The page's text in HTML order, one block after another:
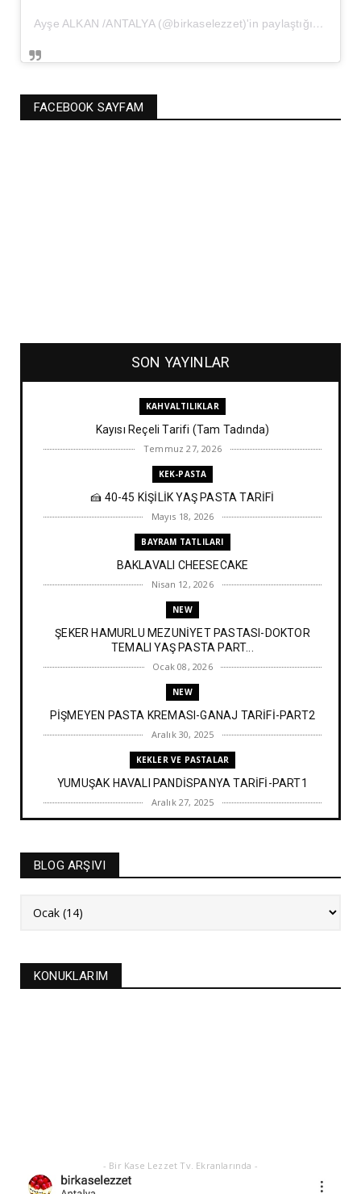
Ayşe ALKAN /ANTALYA (@birkaselezzet)'in paylaştığı bir gönderi
FACEBOOK SAYFAM
SON YAYINLAR
KAHVALTILIKLAR
Kayısı Reçeli Tarifi (Tam Tadında)
Temmuz 27, 2026
KEK-PASTA
🍰 40-45 KİŞİLİK YAŞ PASTA TARİFİ
Mayıs 18, 2026
BAYRAM TATLILARI
BAKLAVALI CHEESECAKE
Nisan 12, 2026
NEW
ŞEKER HAMURLU MEZUNİYET PASTASI-DOKTOR
TEMALI YAŞ PASTA PART...
Ocak 08, 2026
NEW
PİŞMEYEN PASTA KREMASI-GANAJ TARİFİ-PART2
Aralık 30, 2025
KEKLER VE PASTALAR
YUMUŞAK HAVALI PANDİSPANYA TARİFİ-PART1
Aralık 27, 2025
Alanya'nın düğünlerinin meşhur kurabiyesi- S
BLOG ARŞIVI
KONUKLARIM
- Bir Kase Lezzet Tv. Ekranlarında -